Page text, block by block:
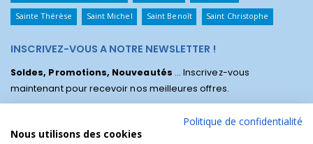
Sainte Thérèse Saint Michel Saint Benoît Saint Christophe
INSCRIVEZ-VOUS A NOTRE NEWSLETTER !
Soldes, Promotions, Nouveautés ... Inscrivez-vous
maintenant pour recevoir nos meilleures offres.
Politique de confidentialité
Nous utilisons des cookies